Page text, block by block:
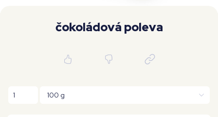
čokoládová poleva